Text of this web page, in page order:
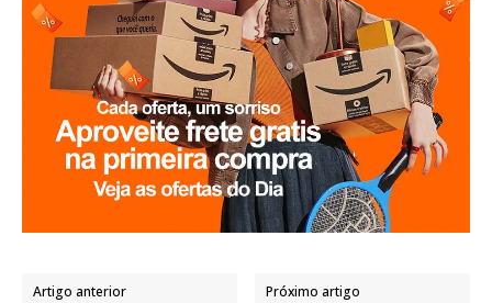
Artigo anterior Próximo artigo